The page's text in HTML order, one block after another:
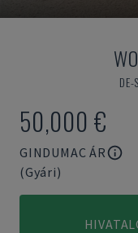
50,000 €
GINDUMAC ÁR
(Gyári)